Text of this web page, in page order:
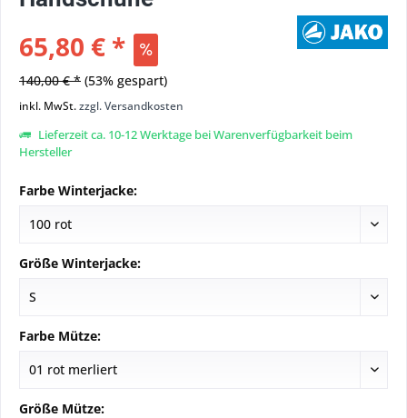
65,80 € *
140,00 € * (53% gespart)
inkl. MwSt.zzgl. Versandkosten
Lieferzeit ca. 10-12 Werktage bei Warenverfügbarkeit beim
Hersteller
Farbe Winterjacke:
Größe Winterjacke:
Farbe Mütze:
Größe Mütze: